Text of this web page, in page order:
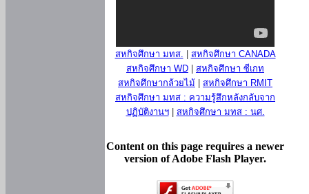
สหกิจศึกษา มทส.
สหกิจศึกษา CANADA
สหกิจศึกษา WD
สหกิจศึกษา ซีเกท
สหกิจศึกษากล้วยไม้
สหกิจศึกษา RMIT
สหกิจศึกษา มทส : ความรู้สึกหลังกลับจาก
ปฏิบัติงานฯ| สหกิจศึกษา มทส : นศ.
Content on this page requires a newer
version of Adobe Flash Player.